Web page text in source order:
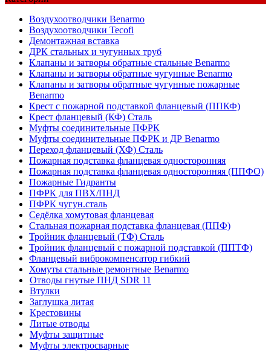
Воздухоотводчики Benarmo
Воздухоотводчики Tecofi
Демонтажная вставка
ДРК стальных и чугунных труб
Клапаны и затворы обратные стальные Benarmo
Клапаны и затворы обратные чугунные Benarmo
Клапаны и затворы обратные чугунные пожарные
Benarmo
Крест с пожарной подставкой фланцевый (ППКФ)
Крест фланцевый (КФ) Сталь
Муфты соединительные ПФРК
Муфты соединительные ПФРК и ДР Benarmo
Переход фланцевый (ХФ) Сталь
Пожарная подставка фланцевая односторонняя
Пожарная подставка фланцевая односторонняя (ППФО)
Пожарные Гидранты
ПФРК для ПВХ/ПНД
ПФРК чугун.сталь
Седёлка хомутовая фланцевая
Стальная пожарная подставка фланцевая (ППФ)
Тройник фланцевый (ТФ) Сталь
Тройник фланцевый с пожарной подставкой (ППТФ)
Фланцевый виброкомпенсатор гибкий
Хомуты стальные ремонтные Benarmo
Отводы гнутые ПНД SDR 11
Втулки
Заглушка литая
Крестовины
Литые отводы
Муфты защитные
Муфты электросварные